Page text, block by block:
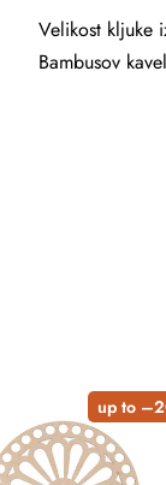
Velikost kljuke
Bambusov
up to